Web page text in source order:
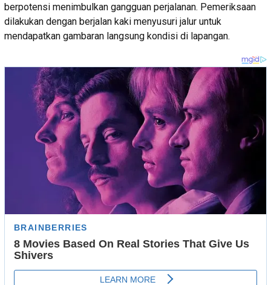
berpotensi menimbulkan gangguan perjalanan. Pemeriksaan
dilakukan dengan berjalan kaki menyusuri jalur untuk
mendapatkan gambaran langsung kondisi di lapangan.